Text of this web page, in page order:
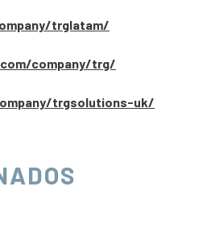
trglatam/
company/trg/
trgsolutions-uk/